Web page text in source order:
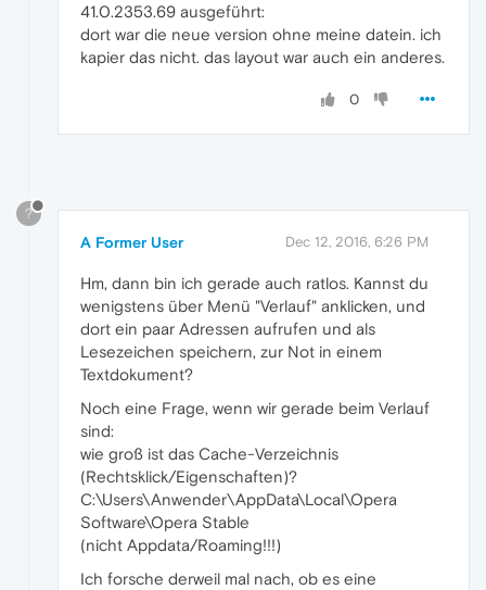
41.0.2353.69 ausgeführt:
dort war die neue version ohne meine datein. ich
kapier das nicht. das layout war auch ein anderes.
0
?
A Former User Dec 12, 2016, 6:26 PM
Hm, dann bin ich gerade auch ratlos. Kannst du
wenigstens über Menü "Verlauf" anklicken, und
dort ein paar Adressen aufrufen und als
Lesezeichen speichern, zur Not in einem
Textdokument?
Noch eine Frage, wenn wir gerade beim Verlauf
sind:
wie groß ist das Cache-Verzeichnis
(Rechtsklick/Eigenschaften)?
C:\Users\Anwender\AppData\Local\Opera
Software\Opera Stable
(nicht Appdata/Roaming!!!)
Ich forsche derweil mal nach, ob es eine